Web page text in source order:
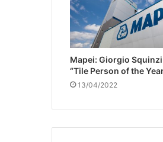
Mapei: Giorgio
“Tile Person of the
13/04/2022